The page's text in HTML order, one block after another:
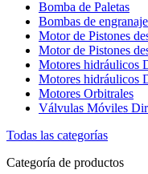
Bomba de Paletas
Bombas de
Motor de Pistones
Motor de Pistones
Motores hidráulicos
Motores hidráulicos
Motores Orbitrales
Válvulas Móviles
Todas las categorías
Categoría de productos